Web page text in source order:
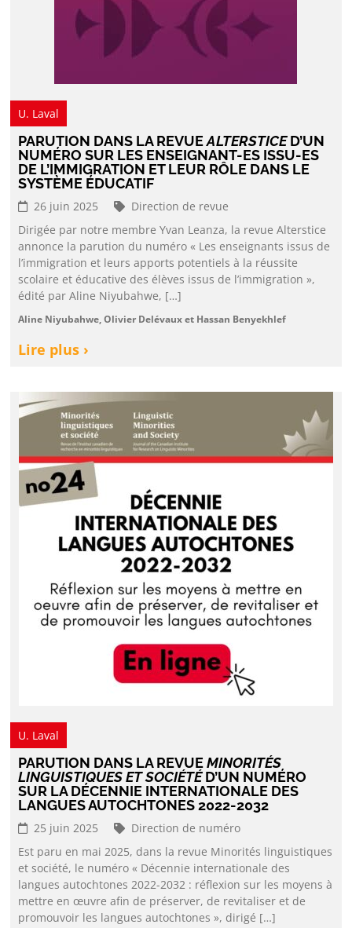
U. Laval
PARUTION DANS LA REVUEALTERSTICED’UN
NUMÉRO SUR LES ENSEIGNANT-ES ISSU-ES
DE L’IMMIGRATION ET LEUR RÔLE DANS LE
SYSTÈME ÉDUCATIF
26 juin 2025
Direction de revue
Dirigée par notre membre Yvan Leanza, la revue Alterstice
annonce la parution du numéro « Les enseignants issus de
l’immigration et leurs apports potentiels à la réussite
scolaire et éducative des élèves issus de l’immigration »,
édité par Aline Niyubahwe, […]
Aline Niyubahwe, Olivier Delévaux et Hassan Benyekhlef
Lire plus ›
U. Laval
PARUTION DANS LA REVUEMINORITÉS
LINGUISTIQUES ET SOCIÉTÉD’UN NUMÉRO
SUR LA DÉCENNIE INTERNATIONALE DES
LANGUES AUTOCHTONES 2022-2032
25 juin 2025
Direction de numéro
Est paru en mai 2025, dans la revue Minorités linguistiques
et société, le numéro « Décennie internationale des
langues autochtones 2022-2032 : réflexion sur les moyens à
mettre en œuvre afin de préserver, de revitaliser et de
promouvoir les langues autochtones », dirigé […]